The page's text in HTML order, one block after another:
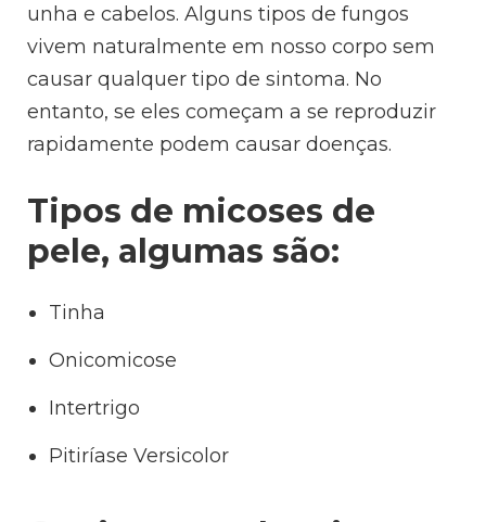
unha e cabelos. Alguns tipos de fungos
vivem naturalmente em nosso corpo sem
causar qualquer tipo de sintoma. No
entanto, se eles começam a se reproduzir
rapidamente podem causar doenças.
Tipos de micoses de
pele, algumas são:
Tinha
Onicomicose
Intertrigo
Pitiríase Versicolor